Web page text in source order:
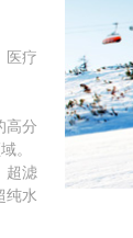
医疗
高分
。
超滤
纯水